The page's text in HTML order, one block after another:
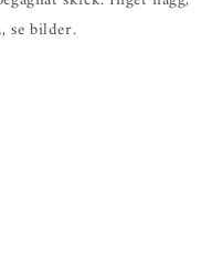
se bilder.